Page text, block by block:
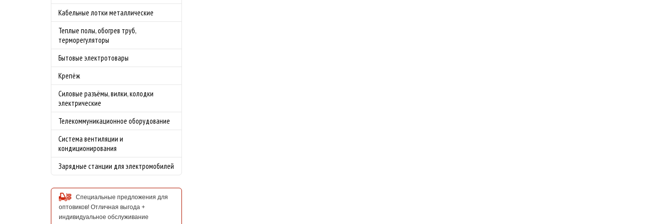
Кабельные лотки металлические
Теплые полы, обогрев труб,
терморегуляторы
Бытовые электротовары
Крепёж
Силовые разъёмы, вилки, колодки
электрические
Телекоммуникационное оборудование
Система вентиляции и
кондиционирования
Зарядные станции для электромобилей
Специальные предложения для
оптовиков! Отличная выгода +
индивидуальное обслуживание